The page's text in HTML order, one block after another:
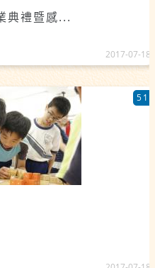
典禮暨感...
2017-07-18
51